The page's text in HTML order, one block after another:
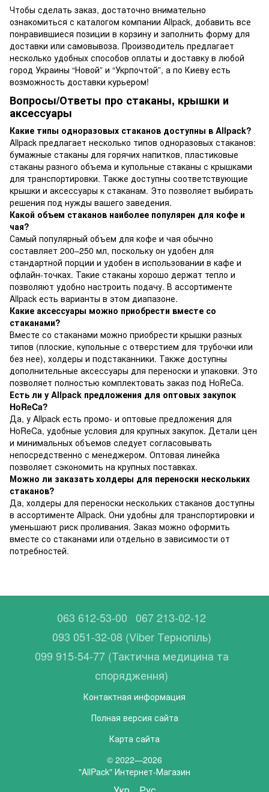
Чтобы сделать заказ, достаточно внимательно
ознакомиться с каталогом компании Allpack, добавить все
понравившиеся позиции в корзину и заполнить форму для
доставки или самовывоза. Производитель предлагает
несколько удобных способов оплаты и доставку в любой
город Украины “Новой” и “Укрпочтой”, а по Киеву есть
возможность доставки курьером!
Вопросы/Ответы про стаканы, крышки и
аксессуары
Какие типы одноразовых стаканов доступны в Allpack?
Allpack предлагает несколько типов одноразовых стаканов:
бумажные стаканы для горячих напитков, пластиковые
стаканы разного объема и купольные стаканы с крышками
для транспортировки. Также доступны соответствующие
крышки и аксессуары к стаканам. Это позволяет выбирать
решения под нужды вашего заведения.
Какой объем стаканов наиболее популярен для кофе и
чая?
Самый популярный объем для кофе и чая обычно
составляет 200–250 мл, поскольку он удобен для
стандартной порции и удобен в использовании в кафе и
офлайн-точках. Такие стаканы хорошо держат тепло и
позволяют удобно настроить подачу. В ассортименте
Allpack есть варианты в этом диапазоне.
Какие аксессуары можно приобрести вместе со
стаканами?
Вместе со стаканами можно приобрести крышки разных
типов (плоские, купольные с отверстием для трубочки или
без нее), холдеры и подстаканники. Также доступны
дополнительные аксессуары для переноски и упаковки. Это
позволяет полностью комплектовать заказ под HoReCa.
Есть ли у Allpack предложения для оптовых закупок
HoReCa?
Да, у Allpack есть промо- и оптовые предложения для
HoReCa, удобные условия для крупных закупок. Детали цен
и минимальных объемов следует согласовывать
непосредственно с менеджером. Оптовая линейка
позволяет сэкономить на крупных поставках.
Можно ли заказать холдеры для переноски нескольких
стаканов?
Да, холдеры для переноски нескольких стаканов доступны
в ассортименте Allpack. Они удобны для транспортировки и
уменьшают риск проливания. Заказ можно оформить
вместе со стаканами или отдельно в зависимости от
потребностей.
063 612-53-00 067 213-02-12
093 051-32-08 (Viber Тернопіль)
099 915-54-77 (Тактична медицина та
спорядження)
Контактная информация
Полная версия сайта
Карта сайта
© 2022—2026
"AllPack" Интернет-Магазин